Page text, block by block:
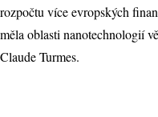
rozpočtu více evropských
měla oblasti nanotechnologií
Claude Turmes.